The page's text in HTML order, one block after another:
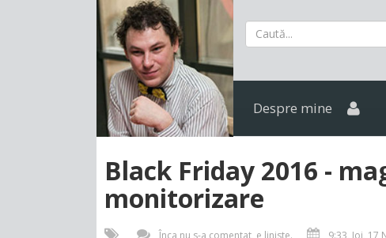
Despre mine
Black Friday 2016 -
monitorizare